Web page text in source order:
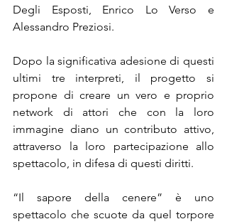
Degli Esposti, Enrico Lo Verso e
Alessandro Preziosi.
Dopo la significativa adesione di questi
ultimi tre interpreti, il progetto si
propone di creare un vero e proprio
network di attori che con la loro
immagine diano un contributo attivo,
attraverso la loro partecipazione allo
spettacolo, in difesa di questi diritti.
“Il sapore della cenere” è uno
spettacolo che scuote da quel torpore